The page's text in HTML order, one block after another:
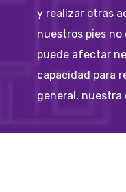
y realizar otras
nuestros pies
puede afectar
capacidad para
general, nuestra